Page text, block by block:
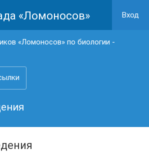
«Ломоносов» Вход
«Ломоносов» по биологии -